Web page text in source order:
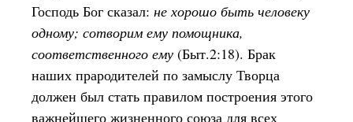
Господь Бог сказал: не хорошо быть человеку
одному; сотворим ему помощника,
соответственного ему (Быт.2:18). Брак
наших прародителей по замыслу Творца
должен был стать правилом построения этого
важнейшего жизненного союза для всех